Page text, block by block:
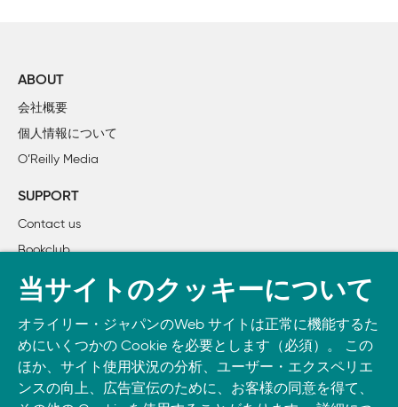
23 ガラスビンを割ろう
24 空飛ぶマシンを作ろう
26 かっこいい殺陣を学ぼう
27 パチンコを作ろう
30 小川をせきとめよう
31 地下にもぐろう
32 タイヤを交換しよう
33 ゴミ箱に飛び込もう
34 家電品を分解しよう
35 ゴミの埋め立て地を見に行こう
36 友だちに毒を食べさせよう
37 強風の中で手作り凧をあげよう
ABOUT
会社概要
個人情報について
O’Reilly Media
SUPPORT
Contact us
Bookclub
書籍注文
Take O’Reilly with you and learn anywhere, anytime on your
phone
and tablet.
当サイトのクッキーについて
オライリー・ジャパンのWeb サイトは正常に機能するた
めにいくつかの Cookie を必要とします（必須）。 この
ほか、サイト使用状況の分析、ユーザー・エクスペリエ
ンスの向上、広告宣伝のために、お客様の同意を得て、